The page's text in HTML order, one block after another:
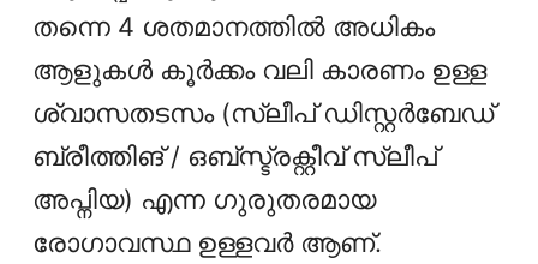
തന്നെ 4 ശതമാനത്തിൽ അധികം
ആളുകൾ കൂർക്കം വലി കാരണം ഉള്ള
ശ്വാസതടസം (സ്ലീപ് ഡിസ്റ്റർബേഡ്
ബ്രീത്തിങ് / ഒബ്‌സ്ട്രക്റ്റീവ് സ്ലീപ്
അപ്നിയ) എന്ന ഗുരുതരമായ
രോഗാവസ്ഥ ഉള്ളവർ ആണ്.